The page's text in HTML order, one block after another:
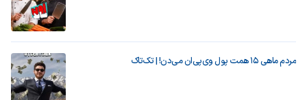
مردم ماهی ۱۵ همت پول وی‌پی‌ان می‌دن! | تک‌تاک